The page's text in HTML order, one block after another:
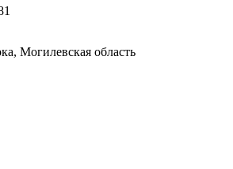
Могилевская область